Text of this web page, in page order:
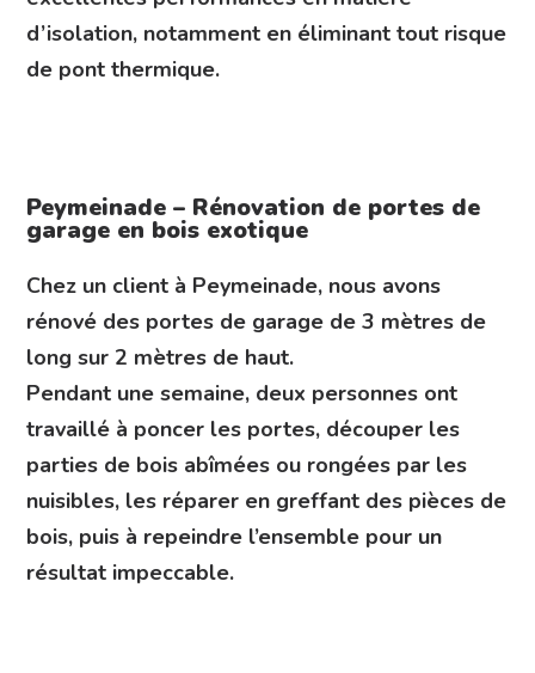
d’isolation, notamment en éliminant tout risque
de pont thermique.
Peymeinade – Rénovation de portes de
garage en bois exotique
Chez un client à Peymeinade, nous avons
rénové des portes de garage de 3 mètres de
long sur 2 mètres de haut.
Pendant une semaine, deux personnes ont
travaillé à poncer les portes, découper les
parties de bois abîmées ou rongées par les
nuisibles, les réparer en greffant des pièces de
bois, puis à repeindre l’ensemble pour un
résultat impeccable.